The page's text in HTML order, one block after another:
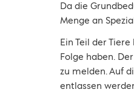
Da die
Menge an
Ein Teil der
Folge haben.
zu melden. Auf
entlassen